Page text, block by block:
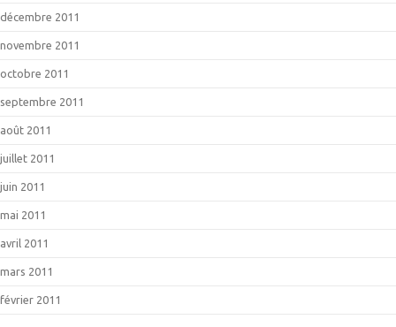
décembre 2011
novembre 2011
octobre 2011
septembre 2011
août 2011
juillet 2011
juin 2011
mai 2011
avril 2011
mars 2011
février 2011